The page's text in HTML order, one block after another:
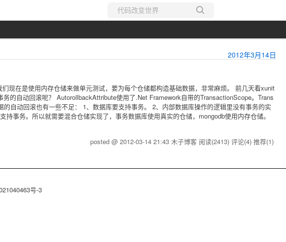
2012年3月14日
现在是使用内存仓储来做单元测试，要为每个仓储都构造基础数据，非常麻烦。 前几天看xunit
的自动回滚呢？ AutorollbackAttribute使用了.Net Framework自带的TransactionScope。Trans
自动回滚也有一些不足： 1、数据库要支持事务。 2、内部数据库操作的逻辑里没有事务的实
事务。所以就需要混合仓储实现了，事务数据库使用真实的仓储，mongodb使用内存仓储。
posted @ 2012-03-14 21:43 木子博客 阅读(2413) 评论(4) 推荐(1)
号-3